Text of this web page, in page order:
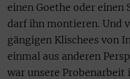
einen Goethe oder einen
darf ihn montieren. Und
gängigen Klischees von
einmal aus anderen
war unsere Probenarbeit